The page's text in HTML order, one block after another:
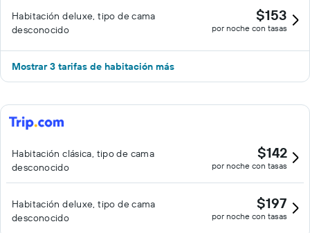
Habitación deluxe, tipo de cama
desconocido
$153
por noche con tasas
Mostrar 3 tarifas de habitación más
Habitación clásica, tipo de cama
desconocido
$142
por noche con tasas
Habitación deluxe, tipo de cama
desconocido
$197
por noche con tasas